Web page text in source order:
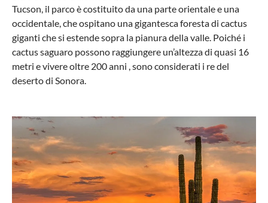
Tucson, il parco è costituito da una parte orientale e una
occidentale, che ospitano una gigantesca foresta di cactus
giganti che si estende sopra la pianura della valle. Poiché i
cactus saguaro possono raggiungere un’altezza di quasi 16
metri e vivere oltre 200 anni , sono considerati i re del
deserto di Sonora.